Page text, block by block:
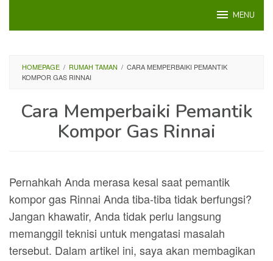
MENU
HOMEPAGE / RUMAH TAMAN / CARA MEMPERBAIKI PEMANTIK
KOMPOR GAS RINNAI
Cara Memperbaiki Pemantik
Kompor Gas Rinnai
Pernahkah Anda merasa kesal saat pemantik
kompor gas Rinnai Anda tiba-tiba tidak berfungsi?
Jangan khawatir, Anda tidak perlu langsung
memanggil teknisi untuk mengatasi masalah
tersebut. Dalam artikel ini, saya akan membagikan